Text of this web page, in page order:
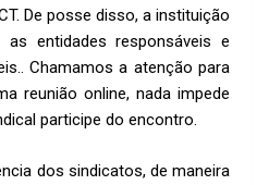
De posse disso, a instituição
entidades responsáveis e
Chamamos a atenção para
reunião online, nada impede
participe do encontro.
dos sindicatos, de maneira